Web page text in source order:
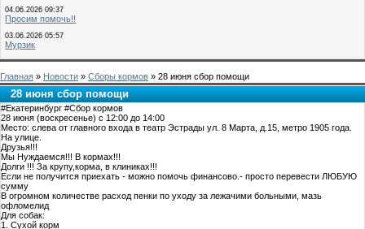
04.06.2026 09:37
Просим помочь!!
03.06.2026 05:57
Мурзик
Главная » Новости » Сборы кормов » 28 июня сбор помощи
28 июня сбор помощи
#Екатеринбург #Сбор кормов
28 июня (воскресенье) с 12:00 до 14:00
Место: слева от главного входа в театр Эстрады ул. 8 Марта, д.15, метро 1905 года.
На улице.
Друзья!!!
Мы Нуждаемся!!! В кормах!!!
Долги !!! За крупу,корма, в клиниках!!!
Если не получится приехать - можно помочь финансово.- просто перевести ЛЮБУЮ
сумму
В огромном количестве расход пенки по уходу за лежачими больными, мазь
офломелид
Для собак:
1. Сухой корм